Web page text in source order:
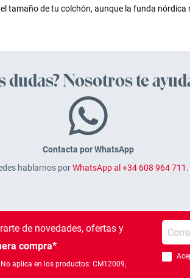
tamaño de tu colchón, aunque la funda
dudas? Nosotros te
Contacta por WhatsApp
hablarnos porWhatsApp al +34 608 964 711.
de novedades, ofertas y
compra*
aplica en los productos: CM12009,
Debes